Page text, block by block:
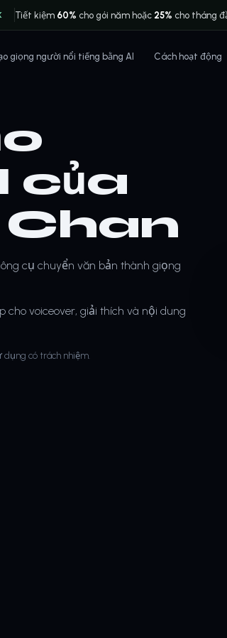
Tiết kiệm 60% cho gói năm hoặc 25% cho tháng
giọng người nổi tiếng bằng AI Cách hoạt động
của
cụ chuyển văn bản thành giọng
voiceover, giải thích và nội dung
dụng có trách nhiệm.